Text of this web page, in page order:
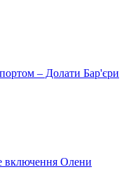
– Долати Бар'єри
включення Олени